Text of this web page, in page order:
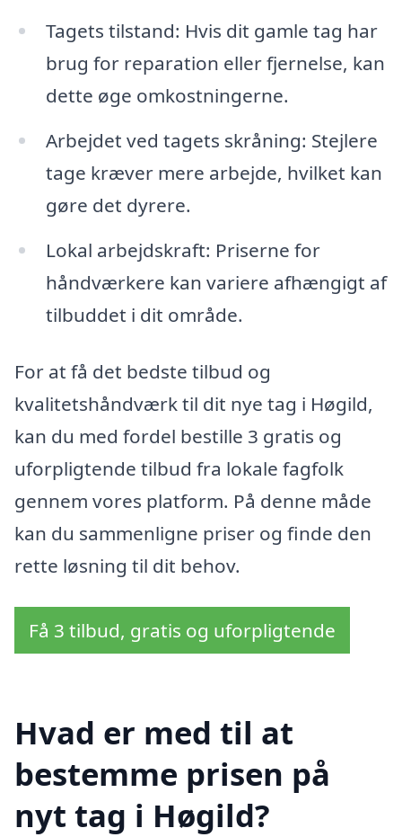
Tagets tilstand: Hvis dit gamle tag har
brug for reparation eller fjernelse, kan
dette øge omkostningerne.
Arbejdet ved tagets skråning: Stejlere
tage kræver mere arbejde, hvilket kan
gøre det dyrere.
Lokal arbejdskraft: Priserne for
håndværkere kan variere afhængigt af
tilbuddet i dit område.
For at få det bedste tilbud og
kvalitetshåndværk til dit nye tag i Høgild,
kan du med fordel bestille 3 gratis og
uforpligtende tilbud fra lokale fagfolk
gennem vores platform. På denne måde
kan du sammenligne priser og finde den
rette løsning til dit behov.
Få 3 tilbud, gratis og uforpligtende
Hvad er med til at
bestemme prisen på
nyt tag i Høgild?